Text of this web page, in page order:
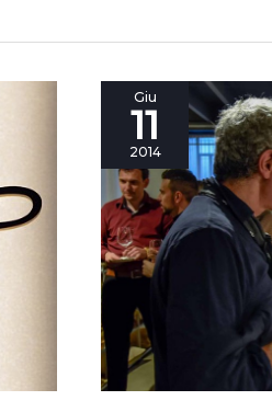
Giu
11
2014
Tecnologia,
racconto:
nuovi
standard
dell’azienda
di
successo.